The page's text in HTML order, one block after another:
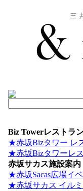
Biz Towerレストラ
★赤坂Bizタワー レ
★赤坂Bizタワーレ
赤坂サカス施設案内
★赤坂Sacas広場イ
★赤坂サカス イル